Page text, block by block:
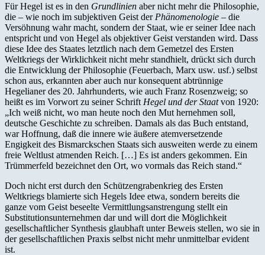
Für Hegel ist es in den Grundlinien aber nicht mehr die Philosophie,
die – wie noch im subjektiven Geist der Phänomenologie – die
Versöhnung wahr macht, sondern der Staat, wie er seiner Idee nach
entspricht und von Hegel als objektiver Geist verstanden wird. Dass
diese Idee des Staates letztlich nach dem Gemetzel des Ersten
Weltkriegs der Wirklichkeit nicht mehr standhielt, drückt sich durch
die Entwicklung der Philosophie (Feuerbach, Marx usw. usf.) selbst
schon aus, erkannten aber auch nur konsequent abtrünnige
Hegelianer des 20. Jahrhunderts, wie auch Franz Rosenzweig; so
heißt es im Vorwort zu seiner Schrift Hegel und der Staatvon 1920:
„Ich weiß nicht, wo man heute noch den Mut hernehmen soll,
deutsche Geschichte zu schreiben. Damals als das Buch entstand,
war Hoffnung, daß die innere wie äußere atemversetzende
Engigkeit des Bismarckschen Staats sich ausweiten werde zu einem
freie Weltlust atmenden Reich. […] Es ist anders gekommen. Ein
Trümmerfeld bezeichnet den Ort, wo vormals das Reich stand.“
Doch nicht erst durch den Schützengrabenkrieg des Ersten
Weltkriegs blamierte sich Hegels Idee etwa, sondern bereits die
ganze vom Geist beseelte Vermittlungsanstrengung stellt ein
Substitutionsunternehmen dar und will dort die Möglichkeit
gesellschaftlicher Synthesis glaubhaft unter Beweis stellen, wo sie in
der gesellschaftlichen Praxis selbst nicht mehr unmittelbar evident
ist.